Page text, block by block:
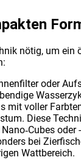
nötig, um ein
oder
mit vol­ler
Die­se
oder
bei
Watt­be­reich.